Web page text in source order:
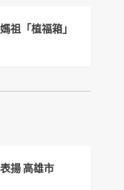
祖「植福箱」
揚 高雄市